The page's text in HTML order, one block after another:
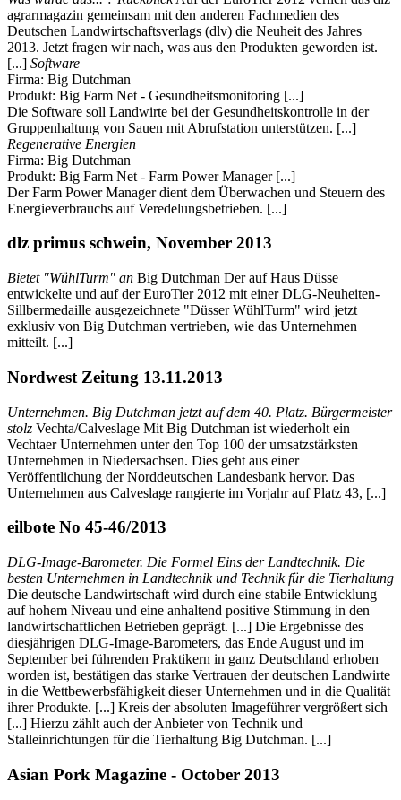
agrarmagazin gemeinsam mit den anderen Fachmedien des
Deutschen Landwirtschaftsverlags (dlv) die Neuheit des Jahres
2013. Jetzt fragen wir nach, was aus den Produkten geworden ist.
[...] Software
Firma: Big Dutchman
Produkt: Big Farm Net - Gesundheitsmonitoring [...]
Die Software soll Landwirte bei der Gesundheitskontrolle in der
Gruppenhaltung von Sauen mit Abrufstation unterstützen. [...]
Regenerative Energien
Firma: Big Dutchman
Produkt: Big Farm Net - Farm Power Manager [...]
Der Farm Power Manager dient dem Überwachen und Steuern des
Energieverbrauchs auf Veredelungsbetrieben. [...]
dlz primus schwein, November 2013
Bietet "WühlTurm" an Big Dutchman Der auf Haus Düsse
entwickelte und auf der EuroTier 2012 mit einer DLG-Neuheiten-
Sillbermedaille ausgezeichnete "Düsser WühlTurm" wird jetzt
exklusiv von Big Dutchman vertrieben, wie das Unternehmen
mitteilt. [...]
Nordwest Zeitung 13.11.2013
Unternehmen. Big Dutchman jetzt auf dem 40. Platz. Bürgermeister
stolz Vechta/Calveslage Mit Big Dutchman ist wiederholt ein
Vechtaer Unternehmen unter den Top 100 der umsatzstärksten
Unternehmen in Niedersachsen. Dies geht aus einer
Veröffentlichung der Norddeutschen Landesbank hervor. Das
Unternehmen aus Calveslage rangierte im Vorjahr auf Platz 43, [...]
eilbote No 45-46/2013
DLG-Image-Barometer. Die Formel Eins der Landtechnik. Die
besten Unternehmen in Landtechnik und Technik für die Tierhaltung
Die deutsche Landwirtschaft wird durch eine stabile Entwicklung
auf hohem Niveau und eine anhaltend positive Stimmung in den
landwirtschaftlichen Betrieben geprägt. [...] Die Ergebnisse des
diesjährigen DLG-Image-Barometers, das Ende August und im
September bei führenden Praktikern in ganz Deutschland erhoben
worden ist, bestätigen das starke Vertrauen der deutschen Landwirte
in die Wettbewerbsfähigkeit dieser Unternehmen und in die Qualität
ihrer Produkte. [...] Kreis der absoluten Imageführer vergrößert sich
[...] Hierzu zählt auch der Anbieter von Technik und
Stalleinrichtungen für die Tierhaltung Big Dutchman. [...]
Asian Pork Magazine - October 2013